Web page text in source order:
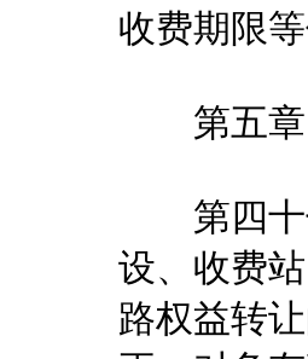
收费期限
第五章
第四十
设、收费
路权益转